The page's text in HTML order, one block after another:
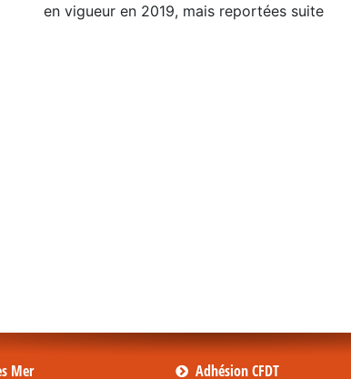
en vigueur en 2019, mais reportées suite
Mer
Adhésion CFDT